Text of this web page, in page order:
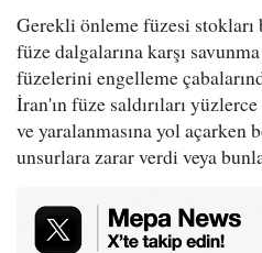
Gerekli önleme füzesi
füze dalgalarına karşı
füzelerini engelleme
İran'ın füze saldırıları
ve yaralanmasına yol
unsurlara zarar verdi veya